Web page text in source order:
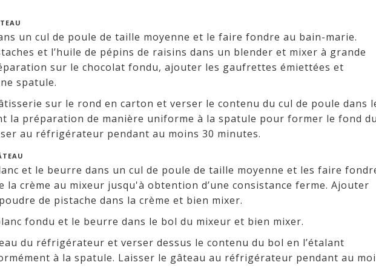
un cul de poule de taille moyenne et le faire fondre au bain-marie.
et l’huile de pépins de raisins dans un blender et mixer à grande
sur le chocolat fondu, ajouter les gaufrettes émiettées et
spatule.
sur le rond en carton et verser le contenu du cul de poule dans
la préparation de manière uniforme à la spatule pour former le fond du
au réfrigérateur pendant au moins 30 minutes.
et le beurre dans un cul de poule de taille moyenne et les faire
la crème au mixeur jusqu'à obtention d’une consistance ferme. Ajouter
de pistache dans la crème et bien mixer.
fondu et le beurre dans le bol du mixeur et bien mixer.
du réfrigérateur et verser dessus le contenu du bol en l’étalant
à la spatule. Laisser le gâteau au réfrigérateur pendant au